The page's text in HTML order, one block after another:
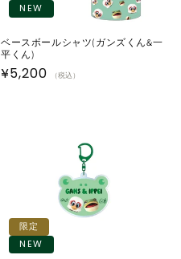
NEW
ベースボールシャツ(ガンズくん&一
平くん)
通
¥5,200 （税込）
限定
NEW